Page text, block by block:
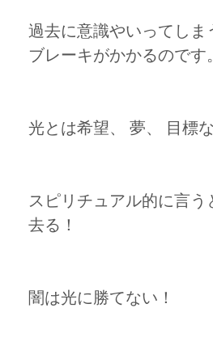
過去に意識やいってしま
ブレーキがかかるのです。
光とは希望、 夢、 目標な
スピリチュアル的に言う
去る！
闇は光に勝てない！